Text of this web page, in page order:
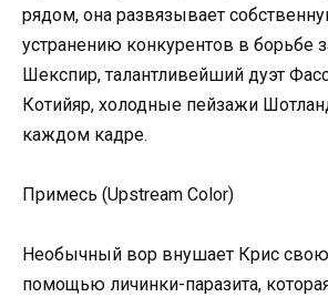
рядом, она развязывает
устранению конкурентов в борьбе
Шекспир, талантливейший дуэт
Котийяр, холодные пейзажи
каждом кадре.
Примесь (Upstream Color)
Необычный вор внушает Крис
помощью личинки-паразита,